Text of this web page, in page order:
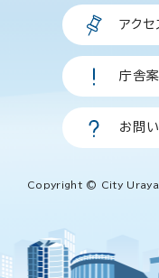
アクセ
庁舎
お問
Copyright © City